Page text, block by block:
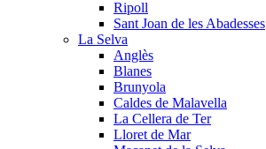
Ripoll
Sant Joan de les Abadesses
La Selva
Anglès
Blanes
Brunyola
Caldes de Malavella
La Cellera de Ter
Lloret de Mar